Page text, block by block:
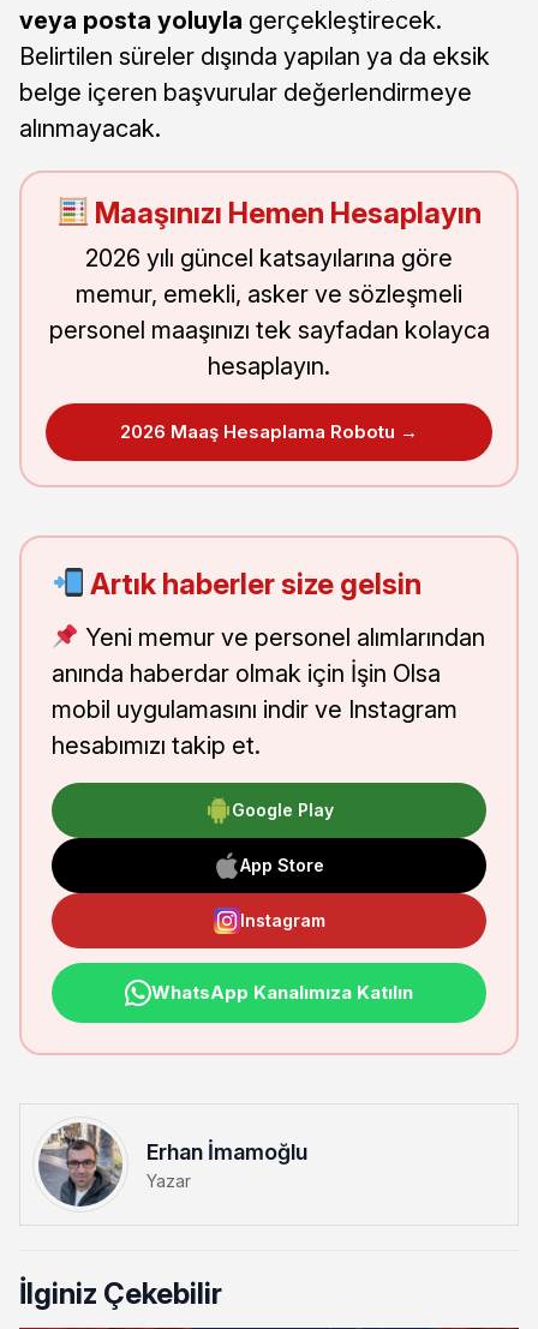
veya posta yoluyla gerçekleştirecek.
Belirtilen süreler dışında yapılan ya da eksik
belge içeren başvurular değerlendirmeye
alınmayacak.
Maaşınızı Hemen Hesaplayın
2026 yılı güncel katsayılarına göre
memur, emekli, asker ve sözleşmeli
personel maaşınızı tek sayfadan kolayca
hesaplayın.
2026 Maaş Hesaplama Robotu →
Artık haberler size gelsin
Yeni memur ve personel alımlarından
anında haberdar olmak için İşin Olsa
mobil uygulamasını indir ve Instagram
hesabımızı takip et.
Google Play
App Store
Instagram
WhatsApp Kanalımıza Katılın
Erhan İmamoğlu
Yazar
İlginiz Çekebilir